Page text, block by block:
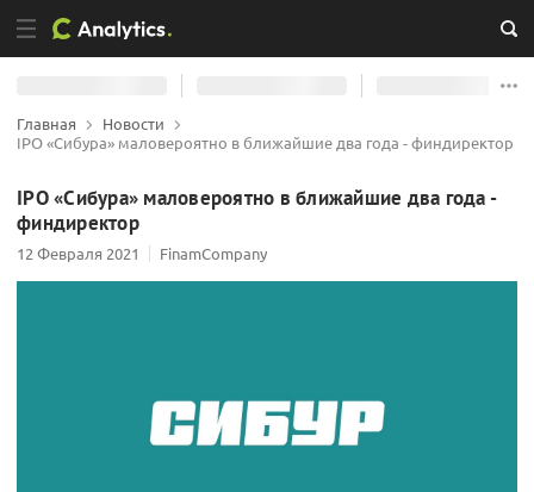
Главная
Новости
IPO «Сибура» маловероятно в ближайшие два года - финдиректор
IPO «Сибура» маловероятно в ближайшие два года -
финдиректор
12 Февраля 2021 FinamCompany